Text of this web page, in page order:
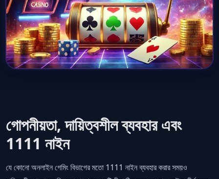
গোপনীয়তা, দায়িত্বশীল ব্যবহার এবং
1111 নাইন
যে কোনো অনলাইন গেমিং বিভাগের মতো 1111 নাইন ব্যবহার করার সময়ও